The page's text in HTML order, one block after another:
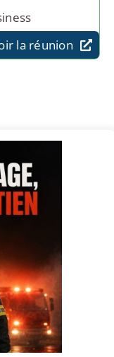
la réunion